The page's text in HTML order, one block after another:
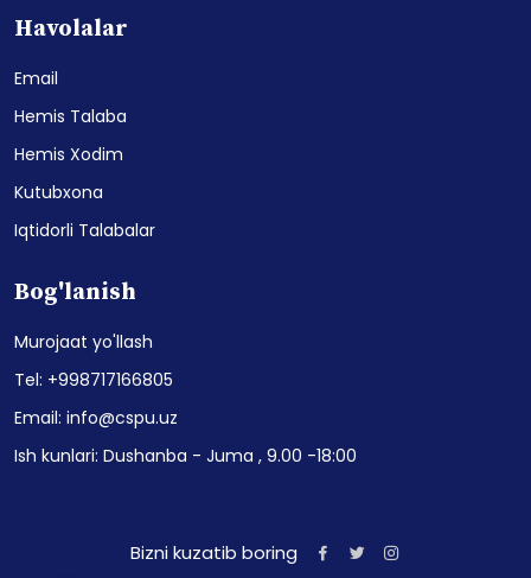
Havolalar
Email
Hemis Talaba
Hemis Xodim
Kutubxona
Iqtidorli Talabalar
Bog'lanish
Murojaat yo'llash
Tel: +998717166805
Email: info@cspu.uz
Ish kunlari: Dushanba - Juma , 9.00 -18:00
Bizni kuzatib boring